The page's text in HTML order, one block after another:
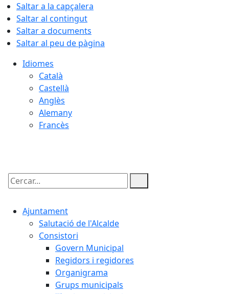
Saltar a la capçalera
Saltar al contingut
Saltar a documents
Saltar al peu de pàgina
Idiomes
Català
Castellà
Anglès
Alemany
Francès
Cercar:
Ajuntament
Salutació de l'Alcalde
Consistori
Govern Municipal
Regidors i regidores
Organigrama
Grups municipals